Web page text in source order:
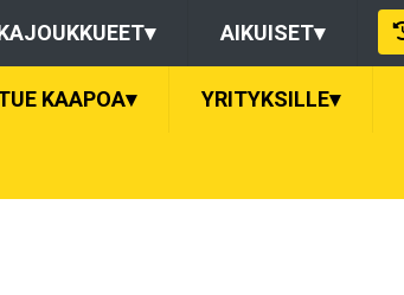
▾ AIKUISET▾
KAAPOA▾ YRITYKSILLE▾